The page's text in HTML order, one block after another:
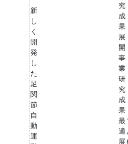
新
し
く
開
発
し
た
足
関
節
自
動
運
究
成
果
展
開
事
業
研
究
成
果
最
適
展
,